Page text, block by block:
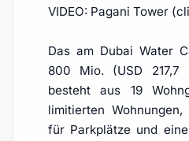
VIDEO: Pagani Tower
Das am Dubai Water
800 Mio. (USD 217,7
besteht aus 19
limitierten
für Parkplätze und